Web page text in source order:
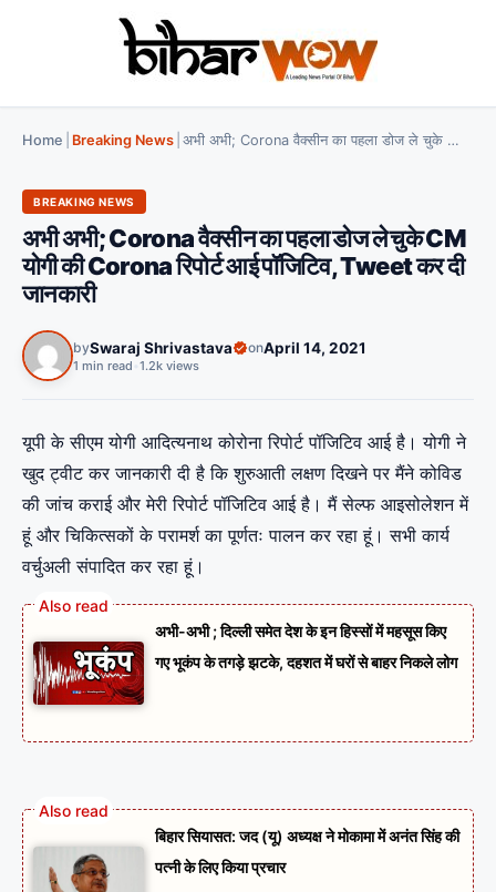
Home Breaking News अभी अभी; Corona वैक्सीन का पहला डोज ले चुके CM योगी की Corona रिपोर्ट आई पॉजिटिव, Tweet कर दी जानकारी
BREAKING NEWS
अभी अभी; Corona वैक्सीन का पहला डोज ले चुके CM
योगी की Corona रिपोर्ट आई पॉजिटिव, Tweet कर दी
जानकारी
bySwaraj Shrivastava onApril 14, 2021
1 min read 1.2k views
यूपी के सीएम योगी आदित्यनाथ कोरोना रिपोर्ट पॉजिटिव आई है। योगी ने
खुद ट्वीट कर जानकारी दी है कि शुरुआती लक्षण दिखने पर मैंने कोविड
की जांच कराई और मेरी रिपोर्ट पॉजिटिव आई है। मैं सेल्फ आइसोलेशन में
हूं और चिकित्सकों के परामर्श का पूर्णतः पालन कर रहा हूं। सभी कार्य
वर्चुअली संपादित कर रहा हूं।
अभी-अभी ; दिल्ली समेत देश के इन हिस्सों में महसूस किए
गए भूकंप के तगड़े झटके, दहशत में घरों से बाहर निकले लोग
बिहार सियासत: जद (यू) अध्यक्ष ने मोकामा में अनंत सिंह की
पत्नी के लिए किया प्रचार